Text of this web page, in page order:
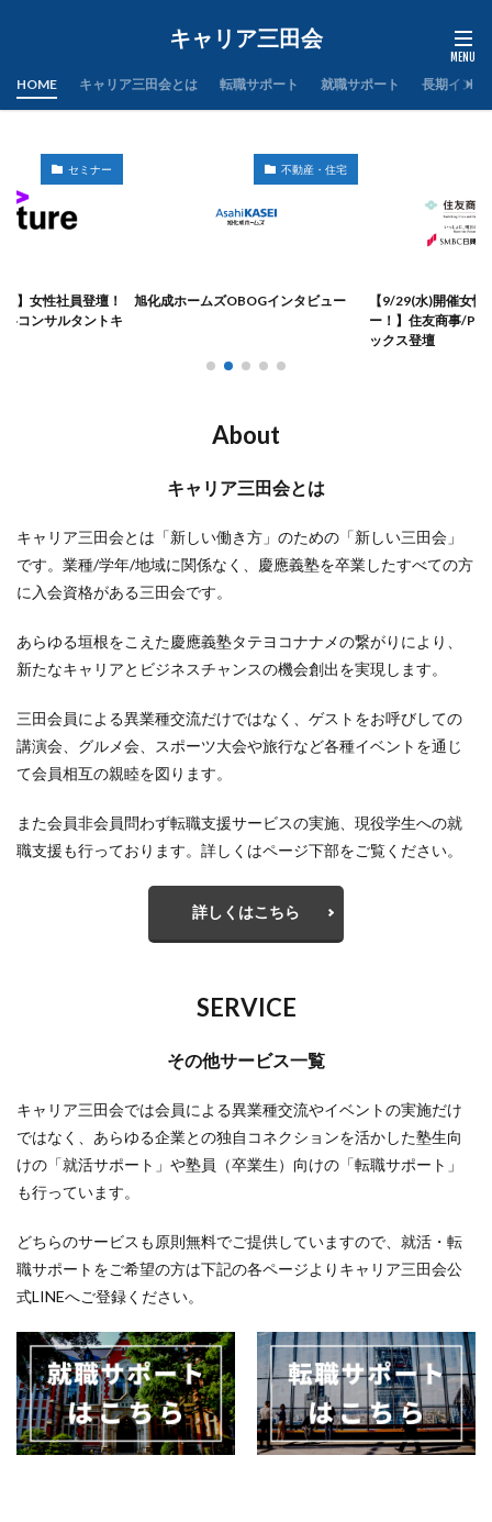
キャリア三田会
HOME キャリア三田会とは 転職サポート 就職サポート 長期インタ
セミナー
】女性社員登壇！
コンサルタントキ
不動産・住宅
旭化成ホームズOBOGインタビュー
【9/29(水)開催女
ー！】住友商事/
ックス登壇
About
キャリア三田会とは
キャリア三田会とは「新しい働き方」のための「新しい三田会」
です。業種/学年/地域に関係なく、慶應義塾を卒業したすべての方
に入会資格がある三田会です。
あらゆる垣根をこえた慶應義塾タテヨコナナメの繋がりにより、
新たなキャリアとビジネスチャンスの機会創出を実現します。
三田会員による異業種交流だけではなく、ゲストをお呼びしての
講演会、グルメ会、スポーツ大会や旅行など各種イベントを通じ
て会員相互の親睦を図ります。
また会員非会員問わず転職支援サービスの実施、現役学生への就
職支援も行っております。詳しくはページ下部をご覧ください。
詳しくはこちら
SERVICE
その他サービス一覧
キャリア三田会では会員による異業種交流やイベントの実施だけ
ではなく、あらゆる企業との独自コネクションを活かした塾生向
けの「就活サポート」や塾員（卒業生）向けの「転職サポート」
も行っています。
どちらのサービスも原則無料でご提供していますので、就活・転
職サポートをご希望の方は下記の各ページよりキャリア三田会公
式LINEへご登録ください。